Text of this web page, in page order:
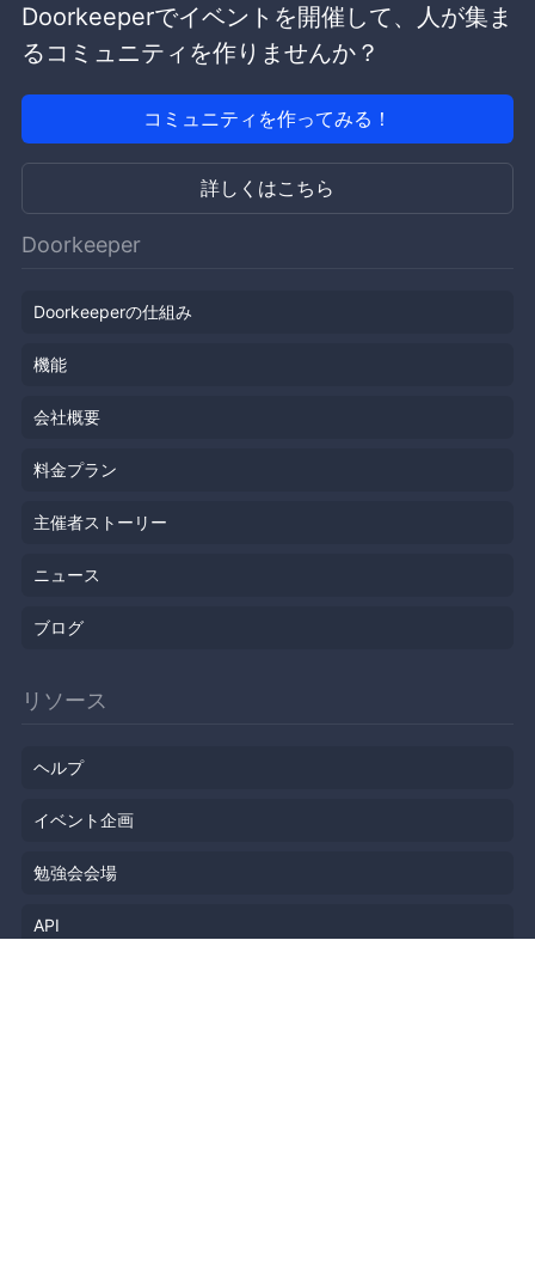
Doorkeeperでイベントを開催して、人が集ま
るコミュニティを作りませんか？
コミュニティを作ってみる！
詳しくはこちら
Doorkeeper
Doorkeeperの仕組み
機能
会社概要
料金プラン
主催者ストーリー
ニュース
ブログ
リソース
ヘルプ
イベント企画
勉強会会場
API